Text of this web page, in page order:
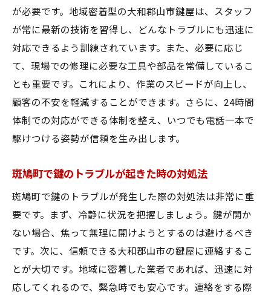
が必要です。地域密着型の大和郡山市鍵屋は、スタッフ
が常に最新の技術を習得し、どんなトラブルにも迅速に
対応できるよう訓練されています。また、必要に応じ
て、現場での修理に必要な工具や部品を常備しているこ
とも重要です。これにより、作業のスピードが向上し、
顧客の不安を軽減することができます。さらに、24時間
体制での対応ができる体制を整え、いつでも電話一本で
駆けつける姿勢が信頼を生み出します。
斑鳩町で鍵のトラブルが起きた時の対処法
斑鳩町で鍵のトラブルが発生した際の対処法は非常に重
要です。まず、冷静に状況を把握しましょう。鍵が開か
ない場合、焦って無理に開けようとするのは避けるべき
です。次に、信頼できる大和郡山市の鍵屋に連絡するこ
とが大切です。地域に密着した業者であれば、迅速に対
応してくれるので、緊急時でも安心です。連絡をする際